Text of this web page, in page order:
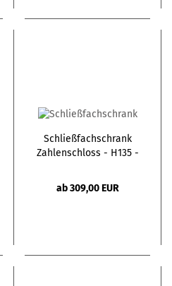
Schließfachschrank
Zahlenschloss - H135 -
ab 309,00 EUR